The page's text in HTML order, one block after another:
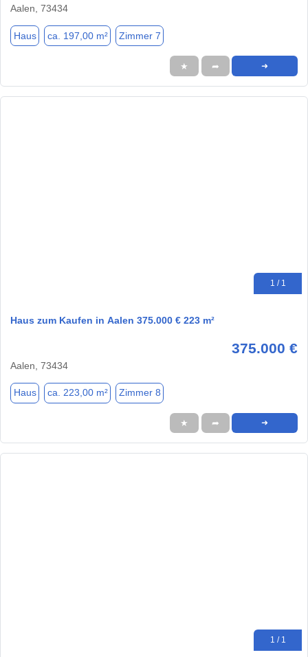
Aalen, 73434
Haus ca. 197,00 m² Zimmer 7
★ ➦ ➜
1 / 1
Haus zum Kaufen in Aalen 375.000 € 223 m²
375.000 €
Aalen, 73434
Haus ca. 223,00 m² Zimmer 8
★ ➦ ➜
1 / 1